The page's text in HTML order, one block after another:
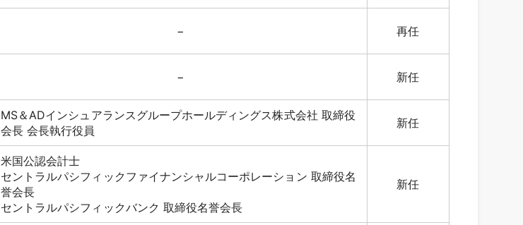
− 再任
− 新任
MS＆ADインシュアランスグループホールディングス株式会社 取締役
会長 会長執行役員
新任
米国公認会計士
セントラルパシフィックファイナンシャルコーポレーション 取締役名
誉会長
セントラルパシフィックバンク 取締役名誉会長
新任